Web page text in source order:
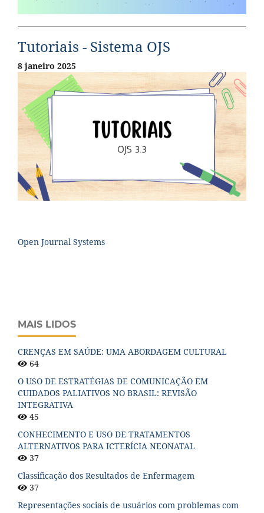
Tutoriais - Sistema OJS
8 janeiro 2025
Open Journal Systems
MAIS LIDOS
CRENÇAS EM SAÚDE: UMA ABORDAGEM CULTURAL
64
O USO DE ESTRATÉGIAS DE COMUNICAÇÃO EM
CUIDADOS PALIATIVOS NO BRASIL: REVISÃO
INTEGRATIVA
45
CONHECIMENTO E USO DE TRATAMENTOS
ALTERNATIVOS PARA ICTERÍCIA NEONATAL
37
Classificação dos Resultados de Enfermagem
37
Representações sociais de usuários com problemas com